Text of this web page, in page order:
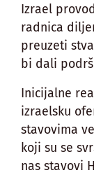
Izrael
radnica
preuzeti
bi dali
Inicijalne
izraelsku
stavovima
koji su se
nas stavovi